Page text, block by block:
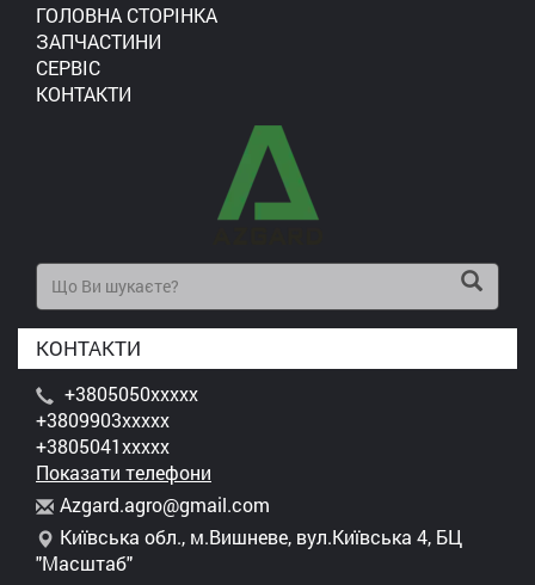
ГОЛОВНА СТОРІНКА
ЗАПЧАСТИНИ
СЕРВІС
КОНТАКТИ
КОНТАКТИ
+3805050xxxxx
+3809903xxxxx
+3805041xxxxx
Показати телефони
Azgard.agro@gmail.com
Київська обл., м.Вишневе, вул.Київська 4, БЦ
"Масштаб"